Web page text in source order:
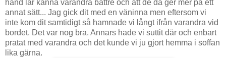
hand lär känna varandra bättre och att de då ger mer på ett
annat sätt... Jag gick dit med en väninna men eftersom vi
inte kom dit samtidigt så hamnade vi långt ifrån varandra vid
bordet. Det var nog bra. Annars hade vi suttit där och enbart
pratat med varandra och det kunde vi ju gjort hemma i soffan
lika gärna.